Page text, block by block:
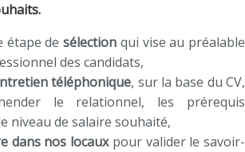
étape de sélection qui vise au préalable
des candidats,
téléphonique, sur la base du CV,
le relationnel, les prérequis
niveau de salaire souhaité,
dans nos locauxpour valider le savoir-